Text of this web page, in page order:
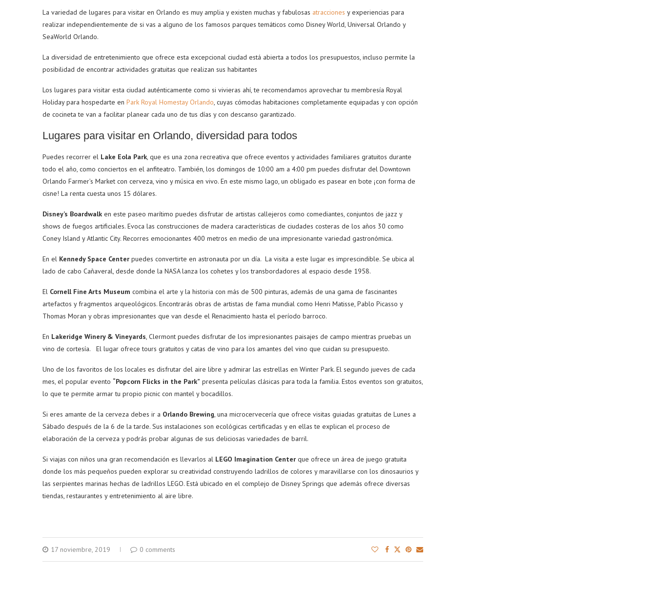
La variedad de lugares para visitar en Orlando es muy amplia y existen muchas y fabulosas atracciones y experiencias para
realizar independientemente de si vas a alguno de los famosos parques temáticos como Disney World, Universal Orlando y
SeaWorld Orlando.
La diversidad de entretenimiento que ofrece esta excepcional ciudad está abierta a todos los presupuestos, incluso permite la
posibilidad de encontrar actividades gratuitas que realizan sus habitantes
Los lugares para visitar esta ciudad auténticamente como si vivieras ahí, te recomendamos aprovechar tu membresía Royal
Holiday para hospedarte en Park Royal Homestay Orlando, cuyas cómodas habitaciones completamente equipadas y con opción
de cocineta te van a facilitar planear cada uno de tus días y con descanso garantizado.
Lugares para visitar en Orlando, diversidad para todos
Puedes recorrer el Lake Eola Park, que es una zona recreativa que ofrece eventos y actividades familiares gratuitos durante
todo el año, como conciertos en el anfiteatro. También, los domingos de 10:00 am a 4:00 pm puedes disfrutar del Downtown
Orlando Farmer’s Market con cerveza, vino y música en vivo. En este mismo lago, un obligado es pasear en bote ¡con forma de
cisne! La renta cuesta unos 15 dólares.
Disney’s Boardwalk en este paseo marítimo puedes disfrutar de artistas callejeros como comediantes, conjuntos de jazz y
shows de fuegos artificiales. Evoca las construcciones de madera características de ciudades costeras de los años 30 como
Coney Island y Atlantic City. Recorres emocionantes 400 metros en medio de una impresionante variedad gastronómica.
En el Kennedy Space Center puedes convertirte en astronauta por un día. La visita a este lugar es imprescindible. Se ubica al
lado de cabo Cañaveral, desde donde la NASA lanza los cohetes y los transbordadores al espacio desde 1958.
El Cornell Fine Arts Museum combina el arte y la historia con más de 500 pinturas, además de una gama de fascinantes
artefactos y fragmentos arqueológicos. Encontrarás obras de artistas de fama mundial como Henri Matisse, Pablo Picasso y
Thomas Moran y obras impresionantes que van desde el Renacimiento hasta el período barroco.
En Lakeridge Winery & Vineyards, Clermont puedes disfrutar de los impresionantes paisajes de campo mientras pruebas un
vino de cortesía. El lugar ofrece tours gratuitos y catas de vino para los amantes del vino que cuidan su presupuesto.
Uno de los favoritos de los locales es disfrutar del aire libre y admirar las estrellas en Winter Park. El segundo jueves de cada
mes, el popular evento “Popcorn Flicks in the Park” presenta películas clásicas para toda la familia. Estos eventos son gratuitos,
lo que te permite armar tu propio picnic con mantel y bocadillos.
Si eres amante de la cerveza debes ir a Orlando Brewing, una microcervecería que ofrece visitas guiadas gratuitas de Lunes a
Sábado después de la 6 de la tarde. Sus instalaciones son ecológicas certificadas y en ellas te explican el proceso de
elaboración de la cerveza y podrás probar algunas de sus deliciosas variedades de barril.
Si viajas con niños una gran recomendación es llevarlos al LEGO Imagination Center que ofrece un área de juego gratuita
donde los más pequeños pueden explorar su creatividad construyendo ladrillos de colores y maravillarse con los dinosaurios y
las serpientes marinas hechas de ladrillos LEGO. Está ubicado en el complejo de Disney Springs que además ofrece diversas
tiendas, restaurantes y entretenimiento al aire libre.
17 noviembre, 2019 0 comments